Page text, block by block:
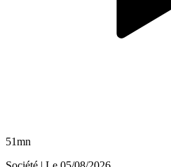
51mn